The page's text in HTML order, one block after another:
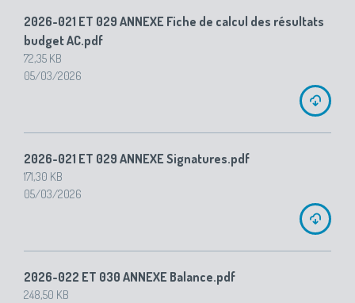
2026-021 ET 029 ANNEXE Fiche de calcul des résultats
budget AC.pdf
72,35 KB
05/03/2026
2026-021 ET 029 ANNEXE Signatures.pdf
171,30 KB
05/03/2026
2026-022 ET 030 ANNEXE Balance.pdf
248,50 KB